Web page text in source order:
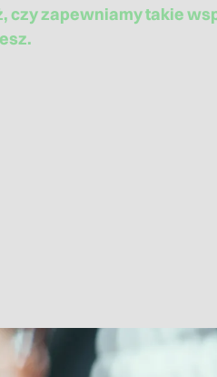
czy zapewniamy takie